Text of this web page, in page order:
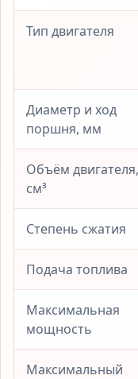
Тип двигателя
Диаметр и ход
поршня, мм
Объём двигателя,
см³
Степень сжатия
Подача топлива
Максимальная
мощность
Максимальный